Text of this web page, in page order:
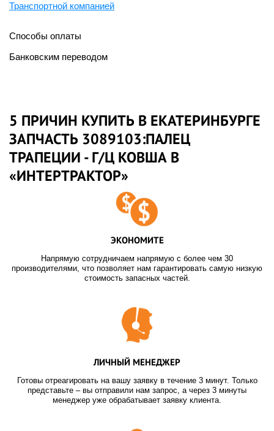
Транспортной компанией
Способы оплаты
Банковским переводом
5 ПРИЧИН КУПИТЬ В ЕКАТЕРИНБУРГЕ
ЗАПЧАСТЬ 3089103:ПАЛЕЦ
ТРАПЕЦИИ - Г/Ц КОВША В
«ИНТЕРТРАКТОР»
ЭКОНОМИТЕ
Напрямую сотрудничаем напрямую с более чем 30
производителями, что позволяет нам гарантировать самую низкую
стоимость запасных частей.
ЛИЧНЫЙ МЕНЕДЖЕР
Готовы отреагировать на вашу заявку в течение 3 минут. Только
представьте – вы отправили нам запрос, а через 3 минуты
менеджер уже обрабатывает заявку клиента.